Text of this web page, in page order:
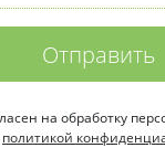
Отправить
на обработку
политикой